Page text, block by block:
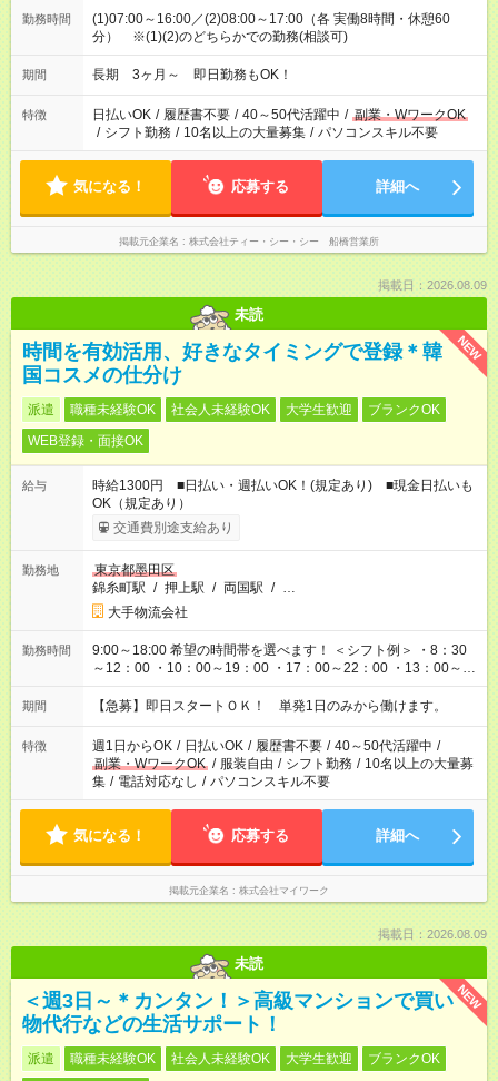
勤務時間
(1)07:00～16:00／(2)08:00～17:00（各 実働8時間・休憩60
分） ※(1)(2)のどちらかでの勤務(相談可)
期間 長期 3ヶ月～ 即日勤務もOK！
特徴 日払いOK / 履歴書不要 / 40～50代活躍中 / 副業・WワークOK
/ シフト勤務 / 10名以上の大量募集 / パソコンスキル不要
気になる！ 応募する 詳細へ
掲載元企業名 株式会社ティー・シー・シー 船橋営業所
掲載日：2026.08.09
未読
NEW
時間を有効活用、好きなタイミングで登録＊韓
国コスメの仕分け
派遣 職種未経験OK 社会人未経験OK 大学生歓迎
ブランクOK
WEB登録・面接OK
給与
時給1300円 ■日払い・週払いOK！(規定あり) ■現金日払いも
OK（規定あり）
交通費別途支給あり
勤務地
東京都墨田区
錦糸町駅 / 押上駅 / 両国駅 / …
大手物流会社
勤務時間
9:00～18:00 希望の時間帯を選べます！ ＜シフト例＞ ・8：30
～12：00 ・10：00～19：00 ・17：00～22：00 ・13：00～
22：00 ・22：00～翌6：00 など
期間 【急募】即日スタートＯＫ！ 単発1日のみから働けます。
特徴 週1日からOK / 日払いOK / 履歴書不要 / 40～50代活躍中 /
副業・WワークOK / 服装自由 / シフト勤務 / 10名以上の大量募
集 / 電話対応なし / パソコンスキル不要
気になる！ 応募する 詳細へ
掲載元企業名 株式会社マイワーク
掲載日：2026.08.09
未読
NEW
＜週3日～＊カンタン！＞高級マンションで買い
物代行などの生活サポート！
派遣 職種未経験OK 社会人未経験OK 大学生歓迎
ブランクOK